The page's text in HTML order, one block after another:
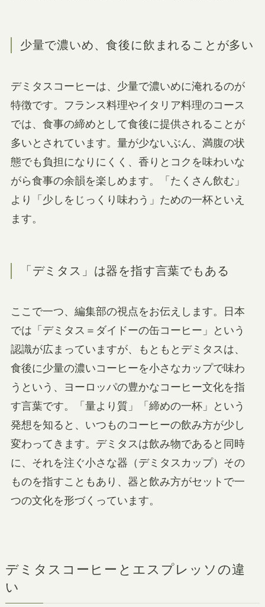
少量で濃いめ、食後に飲まれることが多い
デミタスコーヒーは、少量で濃いめに淹れるのが
特徴です。フランス料理やイタリア料理のコース
では、食事の締めとして食後に提供されることが
多いとされています。量が少ないぶん、満腹の状
態でも負担になりにくく、香りとコクを味わいな
がら食事の余韻を楽しめます。「たくさん飲む」
より「少しをじっくり味わう」ための一杯といえ
ます。
「デミタス」は器を指す言葉でもある
ここで一つ、編集部の視点をお伝えします。日本
では「デミタス＝ダイドーの缶コーヒー」という
認識が広まっていますが、もともとデミタスは、
食後に少量の濃いコーヒーを小さなカップで味わ
うという、ヨーロッパの豊かなコーヒー文化を指
す言葉です。「量より質」「締めの一杯」という
発想を知ると、いつものコーヒーの飲み方が少し
変わってきます。デミタスは飲み物であると同時
に、それを注ぐ小さな器（デミタスカップ）その
ものを指すこともあり、器と飲み方がセットで一
つの文化を形づくっています。
デミタスコーヒーとエスプレッソの違
い